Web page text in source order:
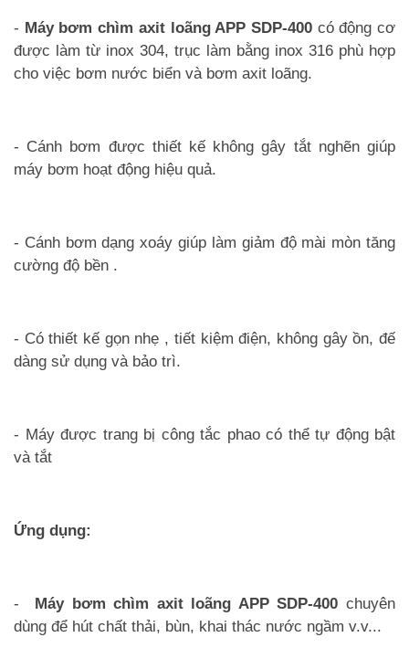
- Máy bơm chìm axit loãng APP SDP-400 có động cơ
được làm từ inox 304, trục làm bằng inox 316 phù hợp
cho việc bơm nước biển và bơm axit loãng.
- Cánh bơm được thiết kế không gây tắt nghẽn giúp
máy bơm hoạt động hiệu quả.
- Cánh bơm dạng xoáy giúp làm giảm độ mài mòn tăng
cường độ bền .
- Có thiết kế gọn nhẹ , tiết kiệm điện, không gây ồn, đế
dàng sử dụng và bảo trì.
- Máy được trang bị công tắc phao có thể tự động bật
và tắt
Ứng dụng:
- Máy bơm chìm axit loãng APP SDP-400 chuyên
dùng để hút chất thải, bùn, khai thác nước ngầm v.v...